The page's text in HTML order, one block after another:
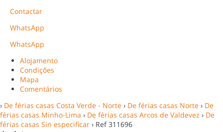
Contactar
WhatsApp
WhatsApp
Alojamento
Condições
Mapa
Comentários
› De férias casas Costa Verde - Norte › De férias casas Norte › De
férias casas Minho-Lima › De férias casas Arcos de Valdevez › De
férias casas Sin especificar › Ref 311696